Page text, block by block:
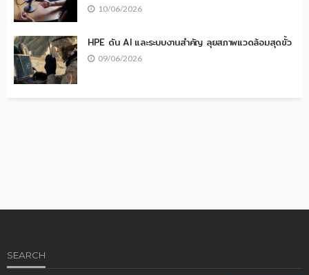
10/06/2026
HPE ดัน AI และระบบงานสำคัญ ลุยสภาพแวดล้อมสุดขั้ว
09/06/2026
SEARCH